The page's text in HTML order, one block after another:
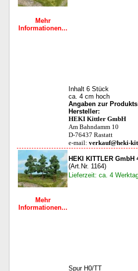
Mehr
Informationen...
Inhalt 6 Stück
ca. 4 cm hoch
Angaben zur
Hersteller:
HEKI Kittler GmbH
Am Bahndamm 10
D-76437 Rastatt
e-mail: verkauf@heki-
Mehr
Informationen...
HEKI KITTLER GmbH
(Art.Nr. 1164)
Lieferzeit: ca. 4
Spur H0/TT